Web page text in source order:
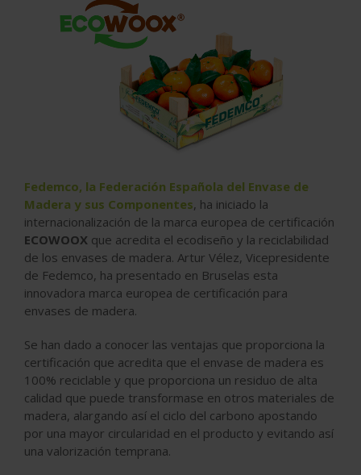
Fedemco, la Federación Española del Envase de
Madera y sus Componentes, ha iniciado la
internacionalización de la marca europea de certificación
ECOWOOX que acredita el ecodiseño y la reciclabilidad
de los envases de madera. Artur Vélez, Vicepresidente
de Fedemco, ha presentado en Bruselas esta
innovadora marca europea de certificación para
envases de madera.
Se han dado a conocer las ventajas que proporciona la
certificación que acredita que el envase de madera es
100% reciclable y que proporciona un residuo de alta
calidad que puede transformase en otros materiales de
madera, alargando así el ciclo del carbono apostando
por una mayor circularidad en el producto y evitando así
una valorización temprana.